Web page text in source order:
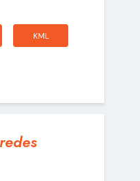
KML